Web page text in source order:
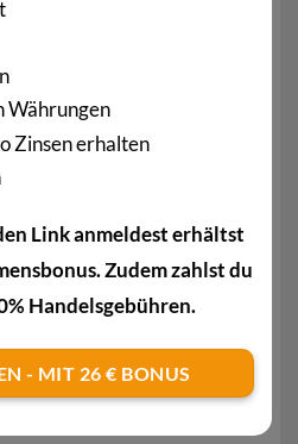
so viel wie „Wasserhahn“.
da die Plattformen Coins
in Klein- oder
Faucets finanzieren sich
teilen die Werbeerträge
von Kryptowährungen
über Bitcoin-
Währungen
Zinsen erhalten
Link anmeldest erhältst
Zudem zahlst du
Handelsgebühren.
- MIT 26 € BONUS